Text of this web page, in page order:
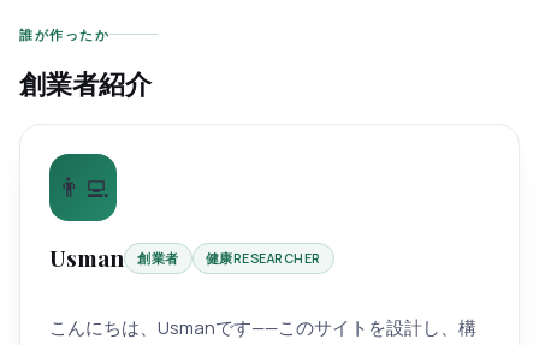
誰が作ったか
創業者紹介
👨‍💻
Usman 創業者 健康RESEARCHER
こんにちは、Usmanです——このサイトを設計し、構